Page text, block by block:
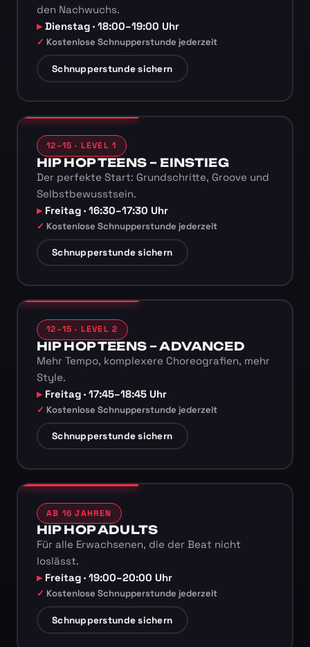
den Nachwuchs.
Dienstag · 18:00–19:00 Uhr
Kostenlose Schnupperstunde jederzeit
Schnupperstunde sichern
12–15 · LEVEL 1
HIP HOP TEENS – EINSTIEG
Der perfekte Start: Grundschritte, Groove und
Selbstbewusstsein.
Freitag · 16:30–17:30 Uhr
Kostenlose Schnupperstunde jederzeit
Schnupperstunde sichern
12–15 · LEVEL 2
HIP HOP TEENS – ADVANCED
Mehr Tempo, komplexere Choreografien, mehr
Style.
Freitag · 17:45–18:45 Uhr
Kostenlose Schnupperstunde jederzeit
Schnupperstunde sichern
AB 16 JAHREN
HIP HOP ADULTS
Für alle Erwachsenen, die der Beat nicht
loslässt.
Freitag · 19:00–20:00 Uhr
Kostenlose Schnupperstunde jederzeit
Schnupperstunde sichern